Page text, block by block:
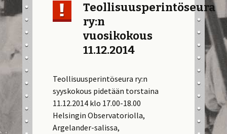
Teollisuusperintöseura
ry:n
vuosikokous
11.12.2014
Teollisuusperintöseura ry:n
syyskokous pidetään torstaina
11.12.2014 klo 17.00-18.00
Helsingin Observatoriolla,
Argelander-salissa,